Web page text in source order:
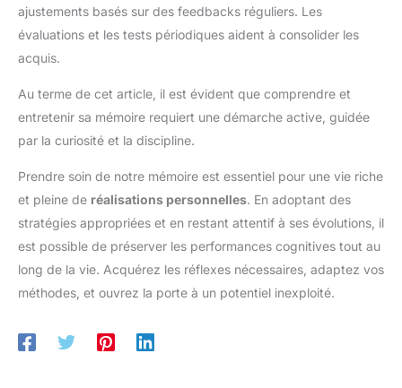
ajustements basés sur des feedbacks réguliers. Les
évaluations et les tests périodiques aident à consolider les
acquis.
Au terme de cet article, il est évident que comprendre et
entretenir sa mémoire requiert une démarche active, guidée
par la curiosité et la discipline.
Prendre soin de notre mémoire est essentiel pour une vie riche
et pleine de réalisations personnelles. En adoptant des
stratégies appropriées et en restant attentif à ses évolutions, il
est possible de préserver les performances cognitives tout au
long de la vie. Acquérez les réflexes nécessaires, adaptez vos
méthodes, et ouvrez la porte à un potentiel inexploité.